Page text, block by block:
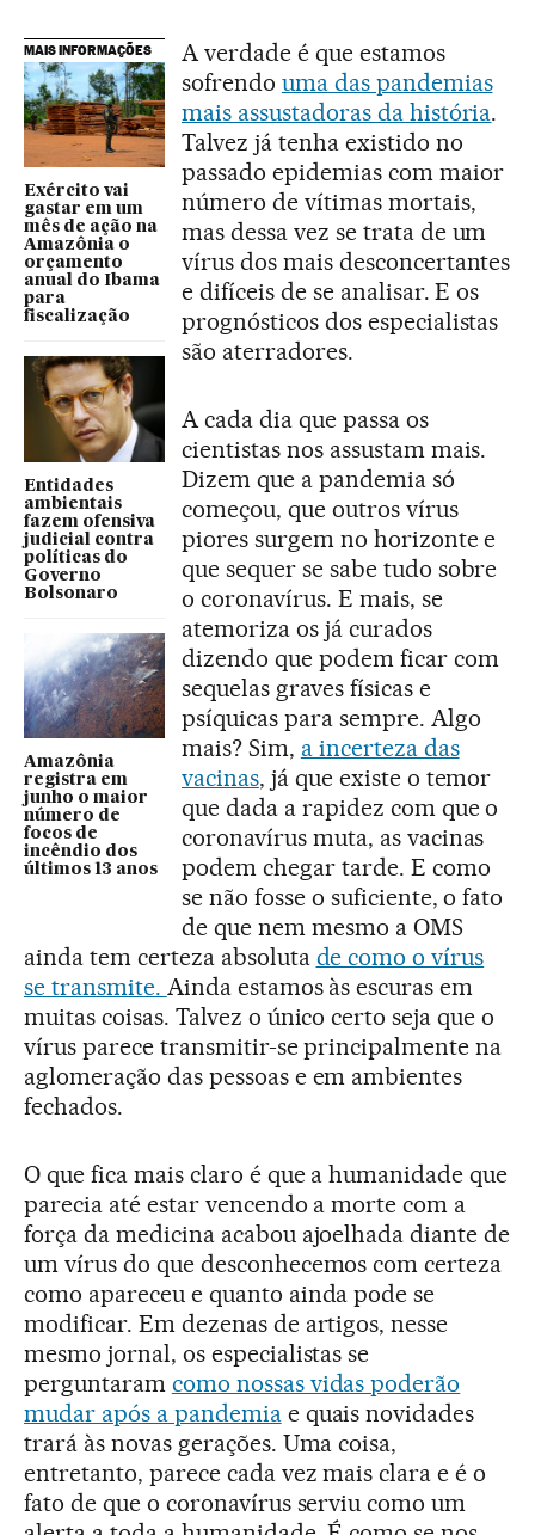
MAIS INFORMAÇÕES
Exército vai
gastar em um
mês de ação na
Amazônia o
orçamento
anual do Ibama
para
fiscalização
Entidades
ambientais
fazem ofensiva
judicial contra
políticas do
Governo
Bolsonaro
Amazônia
registra em
junho o maior
número de
focos de
incêndio dos
últimos 13 anos
A verdade é que estamos
sofrendo uma das pandemias
mais assustadoras da história.
Talvez já tenha existido no
passado epidemias com maior
número de vítimas mortais,
mas dessa vez se trata de um
vírus dos mais desconcertantes
e difíceis de se analisar. E os
prognósticos dos especialistas
são aterradores.
A cada dia que passa os
cientistas nos assustam mais.
Dizem que a pandemia só
começou, que outros vírus
piores surgem no horizonte e
que sequer se sabe tudo sobre
o coronavírus. E mais, se
atemoriza os já curados
dizendo que podem ficar com
sequelas graves físicas e
psíquicas para sempre. Algo
mais? Sim, a incerteza das
vacinas, já que existe o temor
que dada a rapidez com que o
coronavírus muta, as vacinas
podem chegar tarde. E como
se não fosse o suficiente, o fato
de que nem mesmo a OMS
ainda tem certeza absoluta de como o vírus
se transmite. Ainda estamos às escuras em
muitas coisas. Talvez o único certo seja que o
vírus parece transmitir-se principalmente na
aglomeração das pessoas e em ambientes
fechados.
O que fica mais claro é que a humanidade que
parecia até estar vencendo a morte com a
força da medicina acabou ajoelhada diante de
um vírus do que desconhecemos com certeza
como apareceu e quanto ainda pode se
modificar. Em dezenas de artigos, nesse
mesmo jornal, os especialistas se
perguntaram como nossas vidas poderão
mudar após a pandemiae quais novidades
trará às novas gerações. Uma coisa,
entretanto, parece cada vez mais clara e é o
fato de que o coronavírus serviu como um